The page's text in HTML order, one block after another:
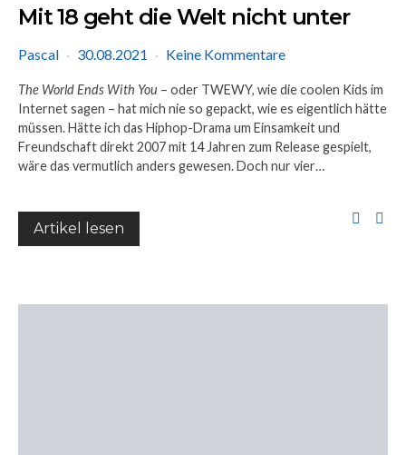
Mit 18 geht die Welt nicht unter
Pascal 30.08.2021 Keine Kommentare
The World Ends With You – oder TWEWY, wie die coolen Kids im
Internet sagen – hat mich nie so gepackt, wie es eigentlich hätte
müssen. Hätte ich das Hiphop-Drama um Einsamkeit und
Freundschaft direkt 2007 mit 14 Jahren zum Release gespielt,
wäre das vermutlich anders gewesen. Doch nur vier…
Artikel lesen